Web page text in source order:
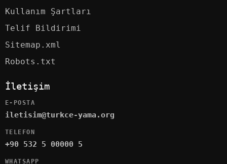
Kullanım Şartları
Telif Bildirimi
Sitemap.xml
Robots.txt
İletişim
E-POSTA
iletisim@turkce-yama.org
TELEFON
+90 532 5 00000 5
WHATSAPP